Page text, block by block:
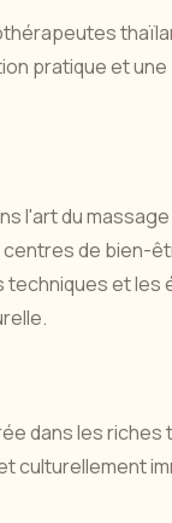
pratique et une
l'art du massage
centres de bien-
techniques et les
dans les riches
culturellement